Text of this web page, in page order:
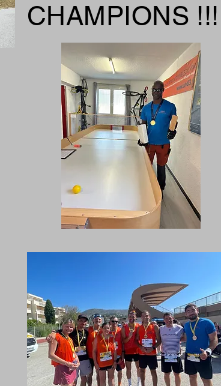
CHAMPIONS !!!